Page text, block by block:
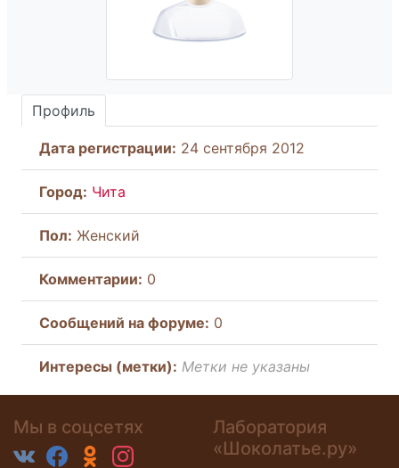
Профиль
Дата регистрации: 24 сентября 2012
Город: Чита
Пол: Женский
Комментарии: 0
Cообщений на форуме: 0
Интересы (метки): Метки не указаны
Мы в соцсетях
Лаборатория
«Шоколатье.ру»